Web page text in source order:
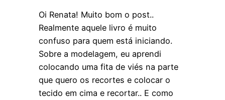
Oi Renata! Muito bom o post..
Realmente aquele livro é muito
confuso para quem está iniciando.
Sobre a modelagem, eu aprendi
colocando uma fita de viés na parte
que quero os recortes e colocar o
tecido em cima e recortar.. E como